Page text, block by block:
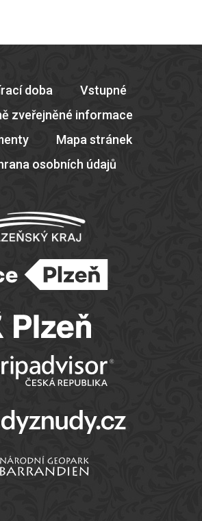
doba
Vstupné
zveřejněné informace
Mapa stránek
osobních údajů